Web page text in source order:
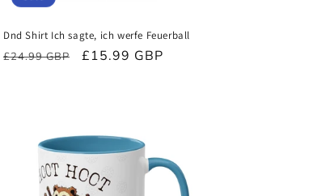
Dnd Shirt Ich sagte, ich werfe Feuerball
Normaler
£24.99 GBP Verkaufspreis
£15.99 GBP